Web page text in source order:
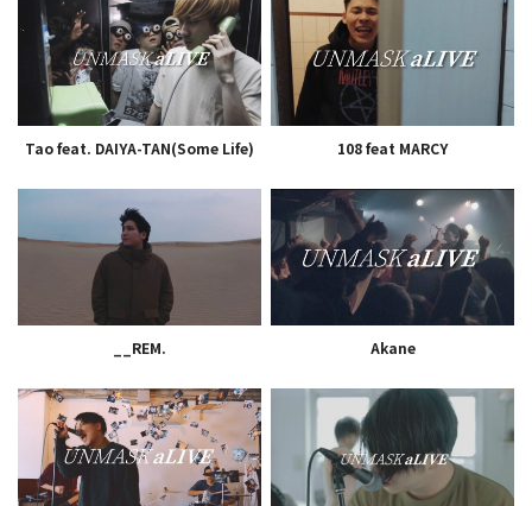
Tao feat. DAIYA-TAN(Some Life) 108 feat MARCY
__REM. Akane